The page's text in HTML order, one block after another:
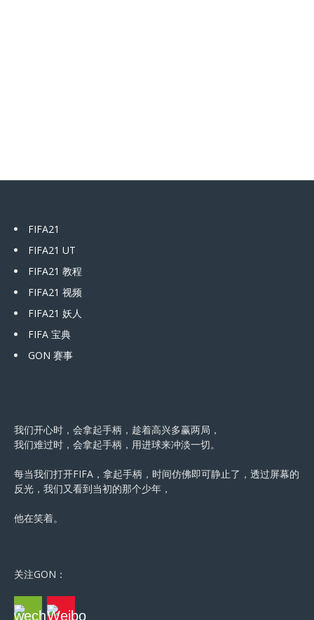
FIFA21
FIFA21 UT
FIFA21 教程
FIFA21 视频
FIFA21 妖人
FIFA 宝典
GON 赛事
我们开心时，会拿起手柄，趁着高兴多赢两局，
我们难过时，会拿起手柄，用进球来冲淡一切。
每当我们打开FIFA，拿起手柄，时间仿佛即可静止了，透过屏幕的
反光，我们又看到当初的那个少年，
他在笑着。
关注GON：